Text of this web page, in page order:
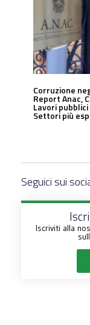
Corruzione
Report Anac,
Lavori
Settori più
Seguici sui
Iscriviti alla